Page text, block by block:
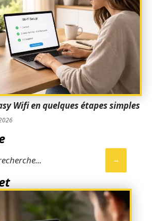
Wifi en quelques étapes simples